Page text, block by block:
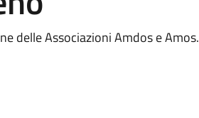
delle Associazioni Amdos e Amos.